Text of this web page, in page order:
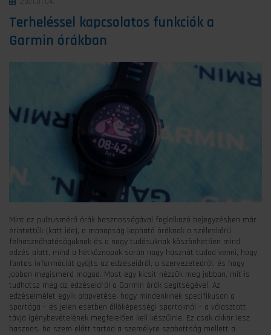
Terheléssel kapcsolatos funkciók a
Garmin órákban
Mint az pulzusmérő órák hasznosságával foglalkozó bejegyzésben már
érintettük (katt ide), a manapság kapható óráknak a széleskörű
felhasznáhatóságuknak és a nagy tudásuknak köszönhetően mind
edzés alatt, mind a hétköznapok során nagy hasznát tudod venni, hogy
fontos információt gyűjts az edzéseidről, a szervezetedről, és hogy
jobban megismerd magad. Most egy kicsit nézzük meg jobban, mit is
tudhatsz meg az edzéseidről a Garmin órák segítségével. Az
edzéselmélet egyik alapvetése, hogy mindenkinek specifikusan a
sportága – és jelen esetben állóképességi sportoknál – a választott
távja igénybevételének megfelelően kell készülnie. Ez csak akkor lesz
hasznos, ha szem előtt tartod a személyre szabottság mellett a